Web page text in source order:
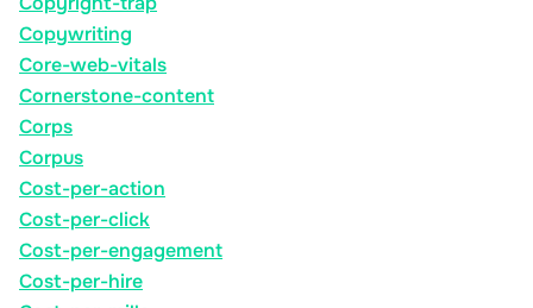
Copywriting
Core-web-vitals
Cornerstone-content
Corps
Corpus
Cost-per-action
Cost-per-click
Cost-per-engagement
Cost-per-hire